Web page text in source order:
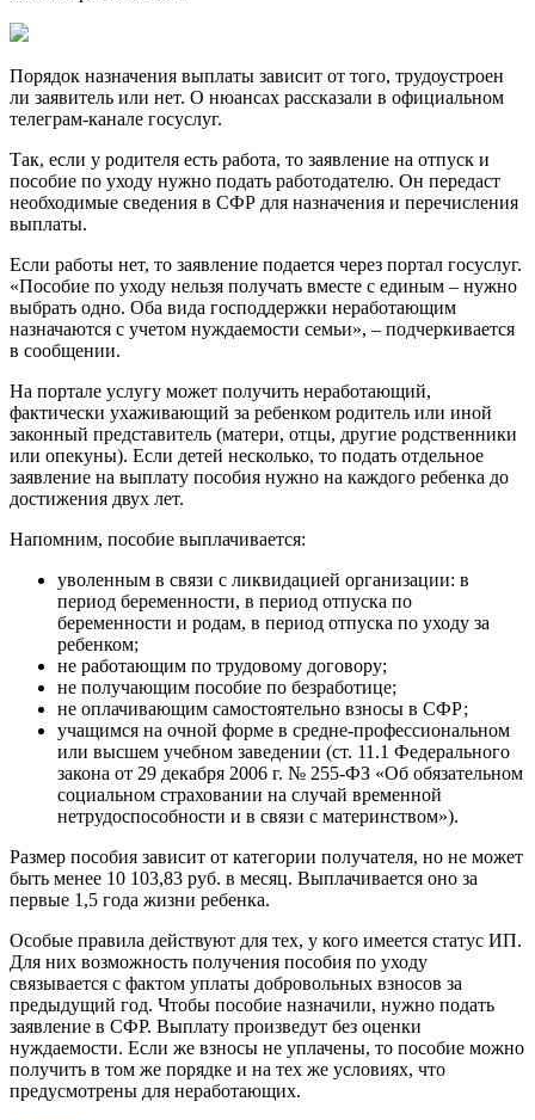
Порядок назначения выплаты зависит от того, трудоустроен
ли заявитель или нет. О нюансах рассказали в официальном
телеграм-канале госуслуг.
Так, если у родителя есть работа, то заявление на отпуск и
пособие по уходу нужно подать работодателю. Он передаст
необходимые сведения в СФР для назначения и перечисления
выплаты.
Если работы нет, то заявление подается через портал госуслуг.
«Пособие по уходу нельзя получать вместе с единым – нужно
выбрать одно. Оба вида господдержки неработающим
назначаются с учетом нуждаемости семьи», – подчеркивается
в сообщении.
На портале услугу может получить неработающий,
фактически ухаживающий за ребенком родитель или иной
законный представитель (матери, отцы, другие родственники
или опекуны). Если детей несколько, то подать отдельное
заявление на выплату пособия нужно на каждого ребенка до
достижения двух лет.
Напомним, пособие выплачивается:
уволенным в связи с ликвидацией организации: в
период беременности, в период отпуска по
беременности и родам, в период отпуска по уходу за
ребенком;
не работающим по трудовому договору;
не получающим пособие по безработице;
не оплачивающим самостоятельно взносы в СФР;
учащимся на очной форме в средне-профессиональном
или высшем учебном заведении (ст. 11.1 Федерального
закона от 29 декабря 2006 г. № 255-ФЗ «Об обязательном
социальном страховании на случай временной
нетрудоспособности и в связи с материнством»).
Размер пособия зависит от категории получателя, но не может
быть менее 10 103,83 руб. в месяц. Выплачивается оно за
первые 1,5 года жизни ребенка.
Особые правила действуют для тех, у кого имеется статус ИП.
Для них возможность получения пособия по уходу
связывается с фактом уплаты добровольных взносов за
предыдущий год. Чтобы пособие назначили, нужно подать
заявление в СФР. Выплату произведут без оценки
нуждаемости. Если же взносы не уплачены, то пособие можно
получить в том же порядке и на тех же условиях, что
предусмотрены для неработающих.